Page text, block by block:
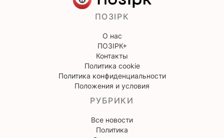
ПОЗІРК
О нас
ПОЗІРК+
Контакты
Политика cookie
Политика конфиденциальности
Положения и условия
РУБРИКИ
Все новости
Политика